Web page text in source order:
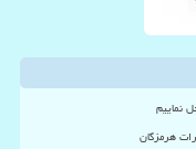
نماییم
هرمزگان